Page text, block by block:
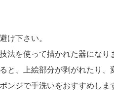
け下さい。
法を使って描かれた器になり
と、上絵部分が剥がれたり、
ンジで手洗いをおすすめしま